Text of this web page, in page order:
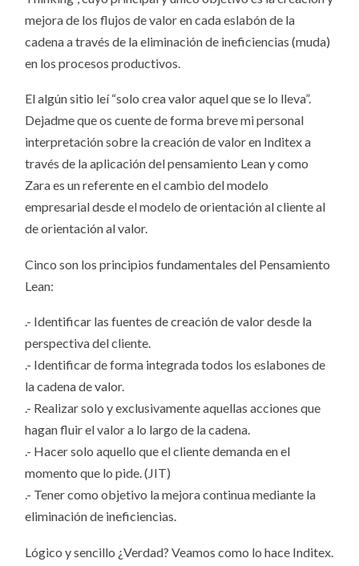
mejora de los flujos de valor en cada eslabón de la
cadena a través de la eliminación de ineficiencias (muda)
en los procesos productivos.
El algún sitio leí “solo crea valor aquel que se lo lleva”.
Dejadme que os cuente de forma breve mi personal
interpretación sobre la creación de valor en Inditex a
través de la aplicación del pensamiento Lean y como
Zara es un referente en el cambio del modelo
empresarial desde el modelo de orientación al cliente al
de orientación al valor.
Cinco son los principios fundamentales del Pensamiento
Lean:
.- Identificar las fuentes de creación de valor desde la
perspectiva del cliente.
.- Identificar de forma integrada todos los eslabones de
la cadena de valor.
.- Realizar solo y exclusivamente aquellas acciones que
hagan fluir el valor a lo largo de la cadena.
.- Hacer solo aquello que el cliente demanda en el
momento que lo pide. (JIT)
.- Tener como objetivo la mejora continua mediante la
eliminación de ineficiencias.
Lógico y sencillo ¿Verdad? Veamos como lo hace Inditex.